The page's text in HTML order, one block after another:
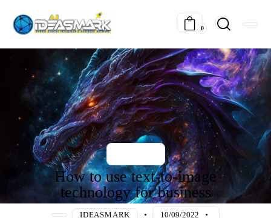
0
How to use text-to-image
technology for business
IDEASMARK
10/09/2022